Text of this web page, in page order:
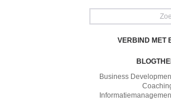
VERBIND MET
Business